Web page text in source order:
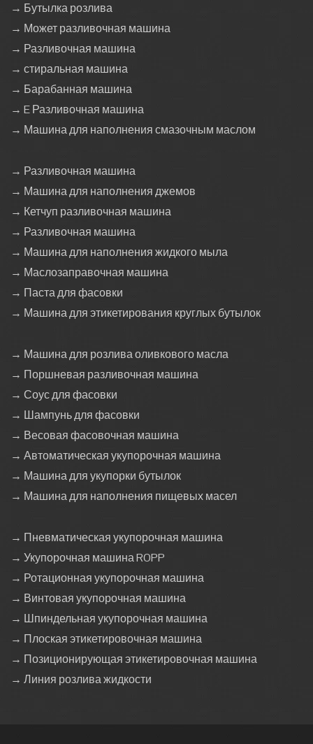
→ Бутылка розлива
→ Может разливочная машина
→ Разливочная машина
→ стиральная машина
→ Барабанная машина
→ E Разливочная машина
→ Машина для наполнения смазочным маслом
→ Разливочная машина
→ Машина для наполнения джемов
→ Кетчуп разливочная машина
→ Разливочная машина
→ Машина для наполнения жидкого мыла
→ Маслозаправочная машина
→ Паста для фасовки
→ Машина для этикетирования круглых бутылок
→ Машина для розлива оливкового масла
→ Поршневая разливочная машина
→ Соус для фасовки
→ Шампунь для фасовки
→ Весовая фасовочная машина
→ Автоматическая укупорочная машина
→ Машина для укупорки бутылок
→ Машина для наполнения пищевых масел
→ Пневматическая укупорочная машина
→ Укупорочная машина ROPP
→ Ротационная укупорочная машина
→ Винтовая укупорочная машина
→ Шпиндельная укупорочная машина
→ Плоская этикетировочная машина
→ Позиционирующая этикетировочная машина
→ Линия розлива жидкости